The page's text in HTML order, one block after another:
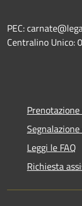
PEC:
Centralino Unico:
Leggi le FAQ
Richiesta